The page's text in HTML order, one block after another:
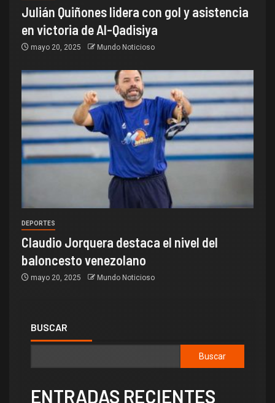
Julián Quiñones lidera con gol y asistencia
en victoria de Al-Qadisiya
mayo 20, 2025 Mundo Noticioso
DEPORTES
Claudio Jorquera destaca el nivel del
baloncesto venezolano
mayo 20, 2025 Mundo Noticioso
BUSCAR
Buscar
ENTRADAS RECIENTES